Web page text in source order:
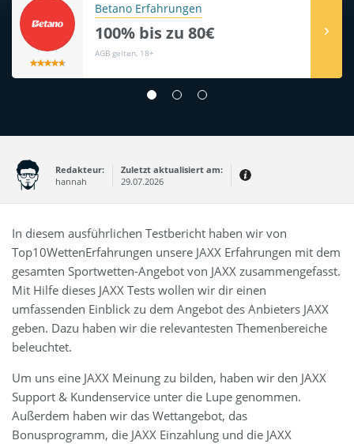
Betano Erfahrungen
100% bis zu 80€
AGB gelten, 18+
Redakteur:
hannah
Zuletzt aktualisiert am:
29.07.2026
In diesem ausführlichen Testbericht haben wir von
Top10WettenErfahrungen unsere JAXX Erfahrungen mit dem
gesamten Sportwetten-Angebot von JAXX zusammengefasst.
Mit Hilfe dieses JAXX Tests wollen wir dir einen
umfassenden Einblick zu dem Angebot des Anbieters JAXX
geben. Dazu haben wir die relevantesten Themenbereiche
beleuchtet.
Um uns eine JAXX Meinung zu bilden, haben wir den JAXX
Support & Kundenservice unter die Lupe genommen.
Außerdem haben wir das Wettangebot, das
Bonusprogramm, die JAXX Einzahlung und die JAXX